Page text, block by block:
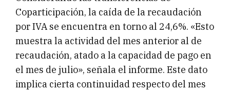
Coparticipación, la caída de la recaudación
por IVA se encuentra en torno al 24,6%. «Esto
muestra la actividad del mes anterior al de
recaudación, atado a la capacidad de pago en
el mes de julio», señala el informe. Este dato
implica cierta continuidad respecto del mes